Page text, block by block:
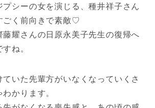
プシーの女を演じる、種井祥子さん
ごく前向きで素敵♡
藤耀さんの日原永美子先生の復帰へ
ね。
いた先輩方がいなくなっていくさ
かります。